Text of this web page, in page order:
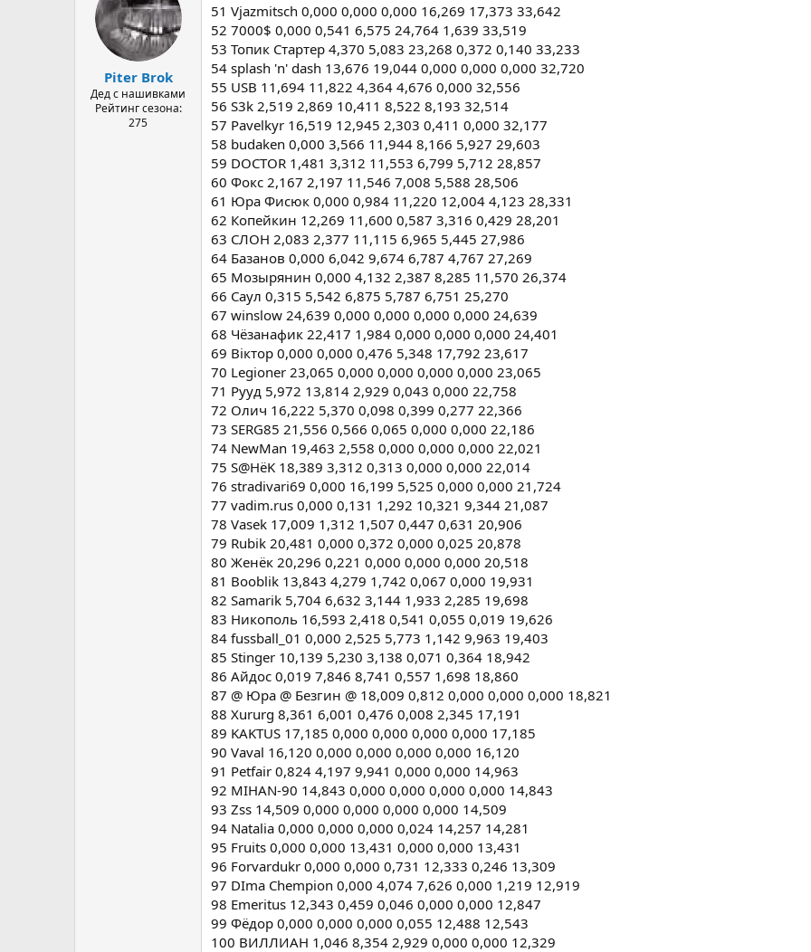
Piter Brok
Дед с нашивками
Рейтинг сезона:
275
51 Vjazmitsch 0,000 0,000 0,000 16,269 17,373 33,642
52 7000$ 0,000 0,541 6,575 24,764 1,639 33,519
53 Топик Стартер 4,370 5,083 23,268 0,372 0,140 33,233
54 splash 'n' dash 13,676 19,044 0,000 0,000 0,000 32,720
55 USB 11,694 11,822 4,364 4,676 0,000 32,556
56 S3k 2,519 2,869 10,411 8,522 8,193 32,514
57 Pavelkyr 16,519 12,945 2,303 0,411 0,000 32,177
58 budaken 0,000 3,566 11,944 8,166 5,927 29,603
59 DOCTOR 1,481 3,312 11,553 6,799 5,712 28,857
60 Фокс 2,167 2,197 11,546 7,008 5,588 28,506
61 Юра Фисюк 0,000 0,984 11,220 12,004 4,123 28,331
62 Копейкин 12,269 11,600 0,587 3,316 0,429 28,201
63 СЛОН 2,083 2,377 11,115 6,965 5,445 27,986
64 Базанов 0,000 6,042 9,674 6,787 4,767 27,269
65 Мозырянин 0,000 4,132 2,387 8,285 11,570 26,374
66 Саул 0,315 5,542 6,875 5,787 6,751 25,270
67 winslow 24,639 0,000 0,000 0,000 0,000 24,639
68 Чёзанафик 22,417 1,984 0,000 0,000 0,000 24,401
69 Віктор 0,000 0,000 0,476 5,348 17,792 23,617
70 Legioner 23,065 0,000 0,000 0,000 0,000 23,065
71 Рууд 5,972 13,814 2,929 0,043 0,000 22,758
72 Олич 16,222 5,370 0,098 0,399 0,277 22,366
73 SERG85 21,556 0,566 0,065 0,000 0,000 22,186
74 NewMan 19,463 2,558 0,000 0,000 0,000 22,021
75 S@HёK 18,389 3,312 0,313 0,000 0,000 22,014
76 stradivari69 0,000 16,199 5,525 0,000 0,000 21,724
77 vadim.rus 0,000 0,131 1,292 10,321 9,344 21,087
78 Vasek 17,009 1,312 1,507 0,447 0,631 20,906
79 Rubik 20,481 0,000 0,372 0,000 0,025 20,878
80 Женёк 20,296 0,221 0,000 0,000 0,000 20,518
81 Booblik 13,843 4,279 1,742 0,067 0,000 19,931
82 Samarik 5,704 6,632 3,144 1,933 2,285 19,698
83 Никополь 16,593 2,418 0,541 0,055 0,019 19,626
84 fussball_01 0,000 2,525 5,773 1,142 9,963 19,403
85 Stinger 10,139 5,230 3,138 0,071 0,364 18,942
86 Айдос 0,019 7,846 8,741 0,557 1,698 18,860
87 @ Юра @ Безгин @ 18,009 0,812 0,000 0,000 0,000 18,821
88 Xururg 8,361 6,001 0,476 0,008 2,345 17,191
89 KAKTUS 17,185 0,000 0,000 0,000 0,000 17,185
90 Vaval 16,120 0,000 0,000 0,000 0,000 16,120
91 Petfair 0,824 4,197 9,941 0,000 0,000 14,963
92 MIHAN-90 14,843 0,000 0,000 0,000 0,000 14,843
93 Zss 14,509 0,000 0,000 0,000 0,000 14,509
94 Natalia 0,000 0,000 0,000 0,024 14,257 14,281
95 Fruits 0,000 0,000 13,431 0,000 0,000 13,431
96 Forvardukr 0,000 0,000 0,731 12,333 0,246 13,309
97 DIma Chempion 0,000 4,074 7,626 0,000 1,219 12,919
98 Emeritus 12,343 0,459 0,046 0,000 0,000 12,847
99 Фёдор 0,000 0,000 0,000 0,055 12,488 12,543
100 ВИЛЛИАН 1,046 8,354 2,929 0,000 0,000 12,329